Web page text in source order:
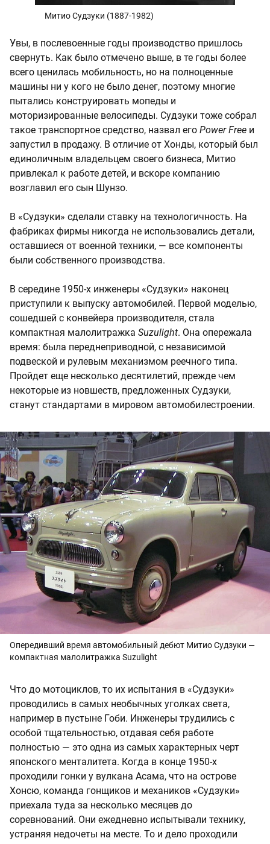
Митио Судзуки (1887-1982)
Увы, в послевоенные годы производство пришлось
свернуть. Как было отмечено выше, в те годы более
всего ценилась мобильность, но на полноценные
машины ни у кого не было денег, поэтому многие
пытались конструировать мопеды и
моторизированные велосипеды. Судзуки тоже собрал
такое транспортное средство, назвал его Power Free и
запустил в продажу. В отличие от Хонды, который был
единоличным владельцем своего бизнеса, Митио
привлекал к работе детей, и вскоре компанию
возглавил его сын Шунзо.
В «Судзуки» сделали ставку на технологичность. На
фабриках фирмы никогда не использовались детали,
оставшиеся от военной техники, — все компоненты
были собственного производства.
В середине 1950-х инженеры «Судзуки» наконец
приступили к выпуску автомобилей. Первой моделью,
сошедшей с конвейера производителя, стала
компактная малолитражка Suzulight. Она опережала
время: была переднеприводной, с независимой
подвеской и рулевым механизмом реечного типа.
Пройдет еще несколько десятилетий, прежде чем
некоторые из новшеств, предложенных Судзуки,
станут стандартами в мировом автомобилестроении.
Опередивший время автомобильный дебют Митио Судзуки —
компактная малолитражка Suzulight
Что до мотоциклов, то их испытания в «Судзуки»
проводились в самых необычных уголках света,
например в пустыне Гоби. Инженеры трудились с
особой тщательностью, отдавая себя работе
полностью — это одна из самых характерных черт
японского менталитета. Когда в конце 1950-х
проходили гонки у вулкана Асама, что на острове
Хонсю, команда гонщиков и механиков «Судзуки»
приехала туда за несколько месяцев до
соревнований. Они ежедневно испытывали технику,
устраняя недочеты на месте. То и дело проходили